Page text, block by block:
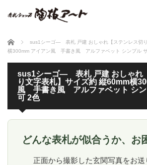
ホーム
sus1シーゴ― 表札 戸建 おしゃれ【ステンレス切
横300mm アイアン風 手書き風 アルファベット シンプル
sus1シーゴ― 表札 戸建 おしゃれ
り文字表札】サイズ約 縦60mm横
風 手書き風 アルファベット シン
可 2色
どんな表札が似合うか、お
正面から撮影した玄関写真をお送